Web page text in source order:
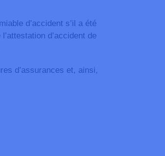
d’accident s’il a été
d’accident de
d’assurances et, ainsi,